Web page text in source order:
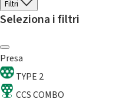
Filtri
Seleziona i filtri
Presa
TYPE 2
CCS COMBO